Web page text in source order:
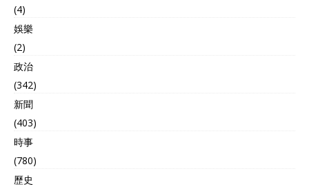
(4)
娛樂
(2)
政治
(342)
新聞
(403)
時事
(780)
歷史